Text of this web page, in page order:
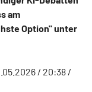
am
Option" unter
/ 20:38 /